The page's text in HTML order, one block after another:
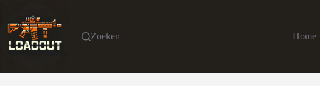
de
inhoud
Zoeken Home